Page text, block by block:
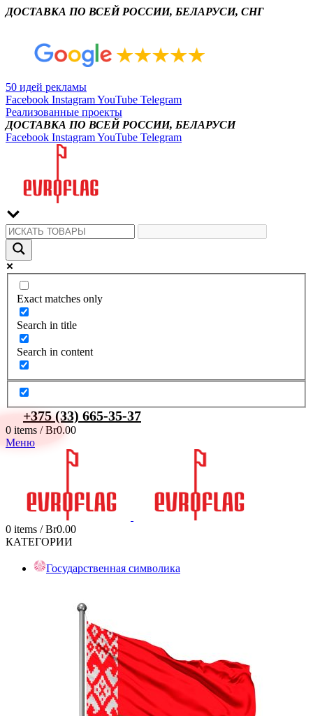
ДОСТАВКА ПО ВСЕЙ РОССИИ, БЕЛАРУСИ, СНГ
50 идей рекламы
Facebook InstagramYouTube Telegram
Реализованные проекты
ДОСТАВКА ПО ВСЕЙ РОССИИ, БЕЛАРУСИ
Facebook InstagramYouTube Telegram
Exact matches only
Search in title
Search in content
+375 (33) 665-35-37
0 items / Br0.00
Меню
0 items / Br0.00
КАТЕГОРИИ
Государственная символика